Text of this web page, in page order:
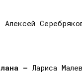
Алексей
— Лариса